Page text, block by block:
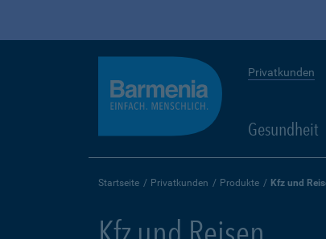
Privatkunden
Gesundheit
Startseite Privatkunden Produkte Kfz und